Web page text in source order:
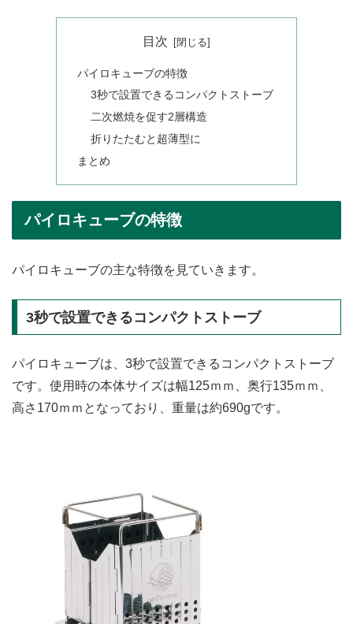
目次
パイロキューブの特徴
3秒で設置できるコンパクトストーブ
二次燃焼を促す2層構造
折りたたむと超薄型に
まとめ
パイロキューブの特徴
パイロキューブの主な特徴を見ていきます。
3秒で設置できるコンパクトストーブ
パイロキューブは、3秒で設置できるコンパクトストーブ
です。使用時の本体サイズは幅125ｍｍ、奥行135ｍｍ、
高さ170ｍｍとなっており、重量は約690gです。